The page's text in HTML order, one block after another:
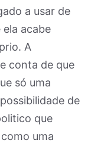
a usar de
acabe
A
conta de que
só uma
de
que
uma